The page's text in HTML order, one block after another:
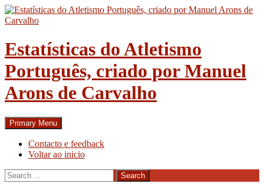
Skip
to
Estatísticas do Atletismo
Português, criado por Manuel
Arons de Carvalho
Search
Primary Menu
Contacto e feedback
Voltar ao inicio
Search
for: